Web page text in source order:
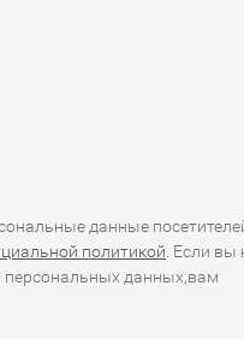
данные
политикой . Если вы
персональных данных,вам